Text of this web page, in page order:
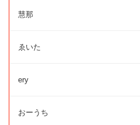
慧那
ゑいた
ery
おーうち